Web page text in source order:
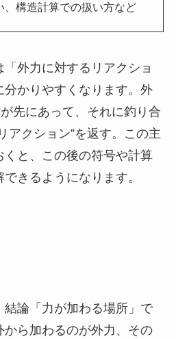
、構造計算での扱い方など
外力に対するリアクショ
分かりやすくなります。外
先にあって、それに釣り合
アクション”を返す。この主
と、この後の符号や計算
きるようになります。
結論「力が加わる場所」で
から加わるのが外力、その